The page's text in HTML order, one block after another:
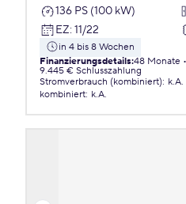
136 PS (100 kW)
EZ: 11/22
in 4 bis 8 Wochen
Finanzierungsdetails:48 Monate
9.445 € Schlusszahlung
Stromverbrauch (kombiniert): k.A.
kombiniert: k.A.